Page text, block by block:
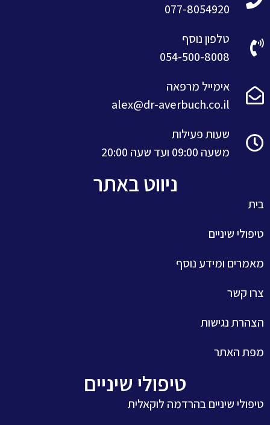
077-8054920
טלפון נוסף
054-500-8008
אימייל מרפאה
alex@dr-averbuch.co.il
שעות פעילות
משעה 09:00 ועד שעה 20:00
ניווט באתר
בית
טיפולי שיניים
מאמרים ומידע נוסף
צרו קשר
הצהרת נגישות
מפת האתר
טיפולי שיניים
טיפולי שיניים בהרדמה לוקאלית